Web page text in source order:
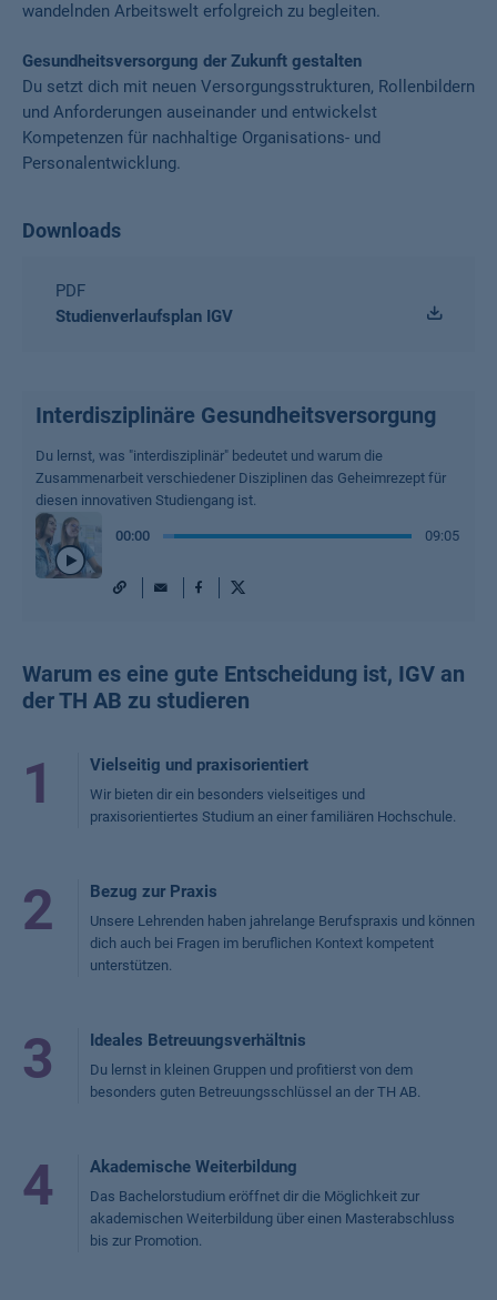
wandelnden Arbeitswelt erfolgreich zu begleiten.
Gesundheitsversorgung der Zukunft gestalten
Du setzt dich mit neuen Versorgungsstrukturen, Rollenbildern
und Anforderungen auseinander und entwickelst
Kompetenzen für nachhaltige Organisations- und
Personalentwicklung.
Downloads
PDF
Studienverlaufsplan IGV
Interdisziplinäre Gesundheitsversorgung
Du lernst, was "interdisziplinär" bedeutet und warum die
Zusammenarbeit verschiedener Disziplinen das Geheimrezept für
diesen innovativen Studiengang ist.
00:00 09:05
URL Mail Facebook
X
Warum es eine gute Entscheidung ist, IGV an
der TH AB zu studieren
1 Vielseitig und praxisorientiert
Wir bieten dir ein besonders vielseitiges und
praxisorientiertes Studium an einer familiären Hochschule.
2 Bezug zur Praxis
Unsere Lehrenden haben jahrelange Berufspraxis und können
dich auch bei Fragen im beruflichen Kontext kompetent
unterstützen.
3 Ideales Betreuungsverhältnis
Du lernst in kleinen Gruppen und profitierst von dem
besonders guten Betreuungsschlüssel an der TH AB.
4 Akademische Weiterbildung
Das Bachelorstudium eröffnet dir die Möglichkeit zur
akademischen Weiterbildung über einen Masterabschluss
bis zur Promotion.